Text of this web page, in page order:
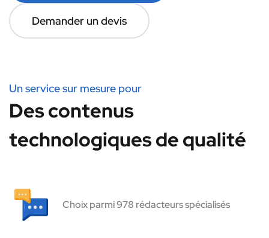
Demander un devis
Un service sur mesure pour
Des contenus
technologiques de qualité
Choix parmi 978 rédacteurs spécialisés